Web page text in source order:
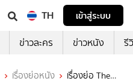
TH
เข้าสู่ระบบ
ข่าวละคร ข่าวหนัง รี
เรื่องย่อหนัง
เรื่องย่อ The